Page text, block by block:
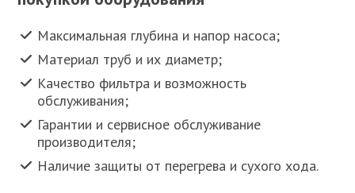
Максимальная глубина и напор насоса;
Материал труб и их диаметр;
Качество фильтра и возможность
обслуживания;
Гарантии и сервисное обслуживание
производителя;
Наличие защиты от перегрева и сухого хода.